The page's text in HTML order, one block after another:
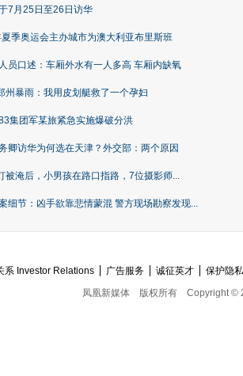
7月25日至26日访华
季奥运会主办城市为澳大利亚布里斯班
员口述：车厢外水有一人多高 车厢内缺氧
州暴雨：我用皮划艇救了一个孕妇
集团军某旅紧急实施爆破分洪
卿访华为何选在天津？外交部：两个原因
被淹后，小男孩在路口指路，7位摄影师...
细节：凶手欲靠悲情蒙混 警方现场勘察发现...
系 Investor Relations 广告服务 诚征英才
保护隐
凤凰新媒体
版权所有 Copyright ©